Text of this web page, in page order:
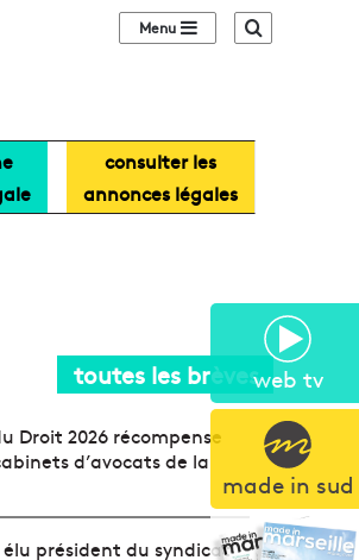
web tv
made in sud
Sidebar (barre
consulter les
annonces légales
toutes les brèves
Droit 2026 récompense
d’avocats de la
élu président du syndicat